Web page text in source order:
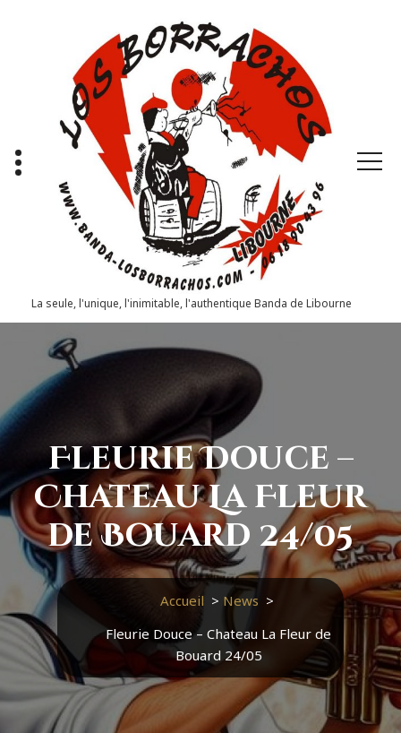
La seule, l'unique, l'inimitable, l'authentique Banda de Libourne
Fleurie Douce –
Chateau La Fleur
de Bouard 24/05
Accueil > News >
Fleurie Douce – Chateau La Fleur de
Bouard 24/05